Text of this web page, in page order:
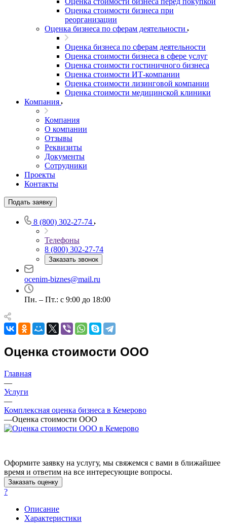
Оценка стоимости бизнеса при
реорганизации
Оценка бизнеса по сферам деятельности
Оценка бизнеса по сферам деятельности
Оценка стоимости бизнеса в сфере услуг
Оценка стоимости гостиничного бизнеса
Оценка стоимости ИТ-компании
Оценка стоимости лизинговой компании
Оценка стоимости медицинской клиники
Компания
Компания
О компании
Отзывы
Реквизиты
Документы
Сотрудники
Проекты
Контакты
Подать заявку
8 (800) 302-27-74
Телефоны
8 (800) 302-27-74
Заказать звонок
ocenim-biznes@mail.ru
Пн. – Пт.: с 9:00 до 18:00
Оценка стоимости ООО
Главная
—
Услуги
—
Комплексная оценка бизнеса в Кемерово
—Оценка стоимости ООО
Оформите заявку на услугу, мы свяжемся с вами в ближайшее
время и ответим на все интересующие вопросы.
Заказать оценку
?
Описание
Характеристики
Выберите ваш город
Например:Кемерово
Абдулино
Алушта
Альметьевск
Ангарск
Апатиты
Апрелевка
Арамиль
Арзамас
Архангельск
Астрахань
Ахтубинск
Ачинск
Аша
Баймак
Балабаново